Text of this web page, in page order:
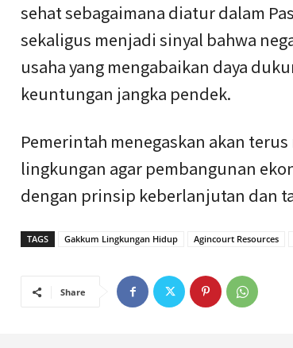
sehat sebagaimana diatur dalam
sekaligus menjadi sinyal bahwa
usaha yang mengabaikan daya
keuntungan jangka pendek.
Pemerintah menegaskan akan
lingkungan agar pembangunan
dengan prinsip keberlanjutan dan
TAGS Gakkum Lingkungan Hidup Agincourt Resources
Share